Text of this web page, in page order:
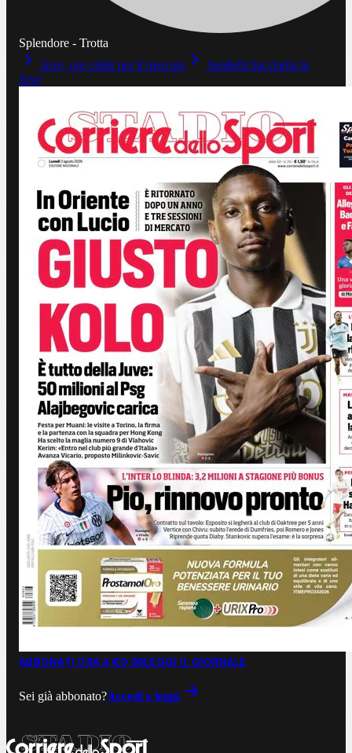
Splendore - Trotta
Juve, ore calde per il mercato
Spalletti bacchetta la
Juve
ABBONATI ORA A €0,99LEGGI IL GIORNALE
Sei già abbonato?Accedi e leggi